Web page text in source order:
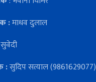
:माधव दुलाल
:सुदिप सत्याल (9861629077)